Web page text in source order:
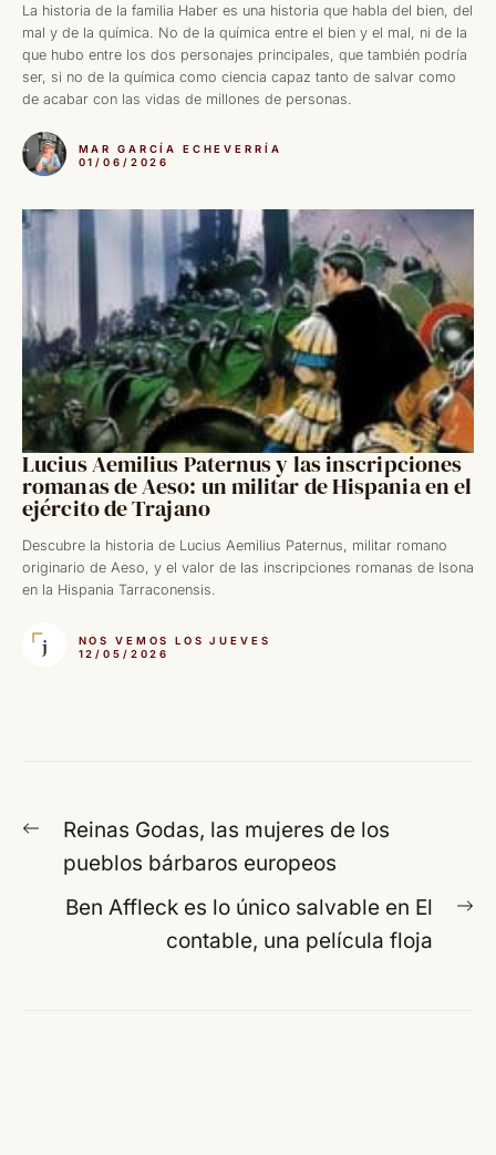
La historia de la familia Haber es una historia que habla del bien, del
mal y de la química. No de la química entre el bien y el mal, ni de la
que hubo entre los dos personajes principales, que también podría
ser, si no de la química como ciencia capaz tanto de salvar como
de acabar con las vidas de millones de personas.
MAR GARCÍA ECHEVERRÍA
01/06/2026
Lucius Aemilius Paternus y las inscripciones
romanas de Aeso: un militar de Hispania en el
ejército de Trajano
Descubre la historia de Lucius Aemilius Paternus, militar romano
originario de Aeso, y el valor de las inscripciones romanas de Isona
en la Hispania Tarraconensis.
NOS VEMOS LOS JUEVES
12/05/2026
Navegación
entradas
Entrada
anterior:
Reinas Godas, las mujeres de los
pueblos bárbaros europeos
Ben Affleck es lo único salvable en El
contable, una película floja